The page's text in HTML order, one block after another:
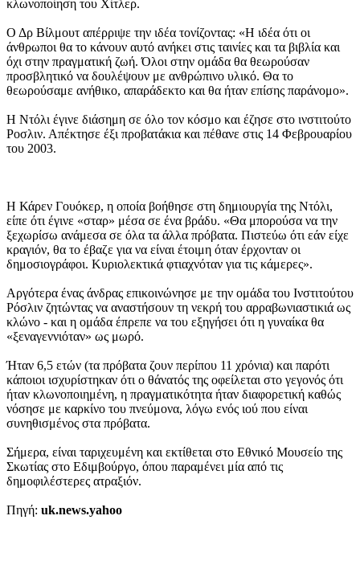
κλωνοποίηση του Χίτλερ.
Ο Δρ Βίλμουτ απέρριψε την ιδέα τονίζοντας: «Η ιδέα ότι οι
άνθρωποι θα το κάνουν αυτό ανήκει στις ταινίες και τα βιβλία και
όχι στην πραγματική ζωή. Όλοι στην ομάδα θα θεωρούσαν
προσβλητικό να δουλέψουν με ανθρώπινο υλικό. Θα το
θεωρούσαμε ανήθικο, απαράδεκτο και θα ήταν επίσης παράνομο».
Η Ντόλι έγινε διάσημη σε όλο τον κόσμο και έζησε στο ινστιτούτο
Ροσλιν. Απέκτησε έξι προβατάκια και πέθανε στις 14 Φεβρουαρίου
του 2003.
Η Κάρεν Γουόκερ, η οποία βοήθησε στη δημιουργία της Ντόλι,
είπε ότι έγινε «σταρ» μέσα σε ένα βράδυ. «Θα μπορούσα να την
ξεχωρίσω ανάμεσα σε όλα τα άλλα πρόβατα. Πιστεύω ότι εάν είχε
κραγιόν, θα το έβαζε για να είναι έτοιμη όταν έρχονταν οι
δημοσιογράφοι. Κυριολεκτικά φτιαχνόταν για τις κάμερες».
Αργότερα ένας άνδρας επικοινώνησε με την ομάδα του Ινστιτούτου
Ρόσλιν ζητώντας να αναστήσουν τη νεκρή του αρραβωνιαστικιά ως
κλώνο - και η ομάδα έπρεπε να του εξηγήσει ότι η γυναίκα θα
«ξεναγεννιόταν» ως μωρό.
Ήταν 6,5 ετών (τα πρόβατα ζουν περίπου 11 χρόνια) και παρότι
κάποιοι ισχυρίστηκαν ότι ο θάνατός της οφείλεται στο γεγονός ότι
ήταν κλωνοποιημένη, η πραγματικότητα ήταν διαφορετική καθώς
νόσησε με καρκίνο του πνεύμονα, λόγω ενός ιού που είναι
συνηθισμένος στα πρόβατα.
Σήμερα, είναι ταριχευμένη και εκτίθεται στο Εθνικό Μουσείο της
Σκωτίας στο Εδιμβούργο, όπου παραμένει μία από τις
δημοφιλέστερες ατραξιόν.
Πηγή: uk.news.yahoo